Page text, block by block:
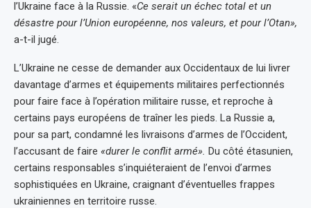
l’Ukraine face à la Russie. «Ce serait un échec total et un
désastre pour l’Union européenne, nos valeurs, et pour l’Otan»,
a-t-il jugé.
L’Ukraine ne cesse de demander aux Occidentaux de lui livrer
davantage d’armes et équipements militaires perfectionnés
pour faire face à l’opération militaire russe, et reproche à
certains pays européens de traîner les pieds. La Russie a,
pour sa part, condamné les livraisons d’armes de l’Occident,
l’accusant de faire «durer le conflit armé». Du côté étasunien,
certains responsables s’inquiéteraient de l’envoi d’armes
sophistiquées en Ukraine, craignant d’éventuelles frappes
ukrainiennes en territoire russe.